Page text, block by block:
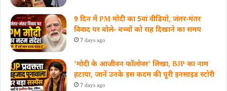
9 दिन में PM मोदी का 5वां वीडियो, जंतर-मंतर
विवाद पर बोले- बच्चों को राह दिखाने का समय
7 days ago
‘मोदी के आजीवन फॉलोवर’ लिखा, BJP का नाम
हटाया, जानें उनके इस कदम की पूरी इनसाइड स्‍टोरी
7 days ago